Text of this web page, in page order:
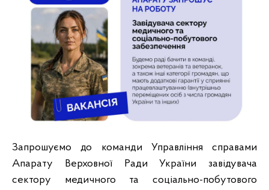
Запрошуємо до команди Управління справами
Апарату Верховної Ради України завідувача
сектору медичного та соціально-побутового